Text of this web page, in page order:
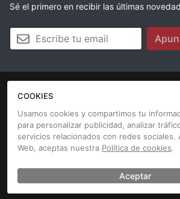
Sé el primero en recibir las últimas
Tu email
La revista
Aviso legal Política de cookies
COOKIES
Usamos cookies y compartimos tu
para personalizar publicidad, analizar
servicios relacionados con redes sociales.
Web, aceptas nuestra Política de cookies.
Aceptar